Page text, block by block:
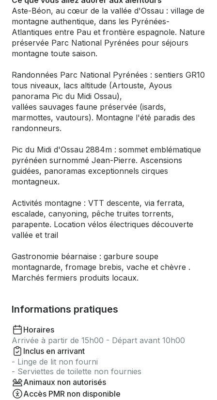
Aste-Béon, au cœur de la vallée d'Ossau : village de
montagne authentique, dans les Pyrénées-
Atlantiques entre Pau et frontière espagnole. Nature
préservée Parc National Pyrénées pour séjours
montagne toute saison.
Randonnées Parc National Pyrénées : sentiers GR10
tous niveaux, lacs altitude (Artouste, Ayous
panorama Pic du Midi Ossau),
vallées sauvages faune préservée (isards,
marmottes, vautours). Montagne l'été paradis des
randonneurs.
Pic du Midi d'Ossau 2884m : sommet emblématique
pyrénéen surnommé Jean-Pierre. Ascensions
guidées, panoramas exceptionnels cirques
montagneux.
Activités montagne : VTT descente, via ferrata,
escalade, canyoning, pêche truites torrents,
parapente. Location vélos électriques découverte
vallée et trail
Gastronomie béarnaise : garbure soupe
montagnarde, fromage brebis, vache et chèvre .
Marchés fermiers produits locaux.
Informations pratiques
Horaires
Arrivée à partir de 15h00 - Départ avant 10h00
Inclus en arrivant
- Linge de lit non fourni
- Serviettes de toilette non fournies
Animaux non autorisés
Accès PMR non disponible